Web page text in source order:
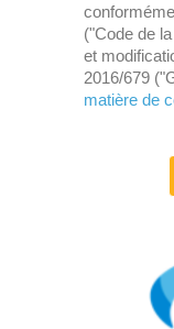
("Code de
et
2016/679
matière de